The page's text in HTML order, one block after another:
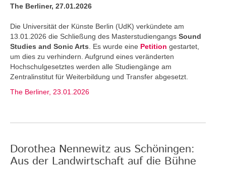
The Berliner, 27.01.2026
Die Universität der Künste Berlin (UdK) verkündete am
13.01.2026 die Schließung des Masterstudiengangs Sound
Studies and Sonic Arts . Es wurde eine Petition gestartet,
um dies zu verhindern. Aufgrund eines veränderten
Hochschulgesetztes werden alle Studiengänge am
Zentralinstitut für Weiterbildung und Transfer abgesetzt.
The Berliner, 23.01.2026
Dorothea Nennewitz aus Schöningen:
Aus der Landwirtschaft auf die Bühne